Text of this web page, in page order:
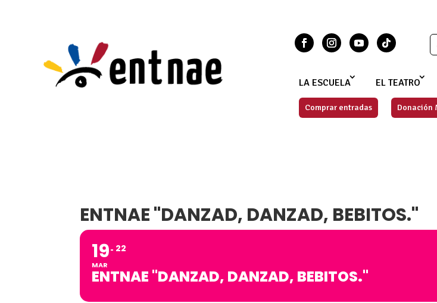
LA ESCUELA EL TEATRO
Comprar entradas Donación
ENTNAE "DANZAD, DANZAD, BEBITOS."
19
MAR
22
ENTNAE "DANZAD, DANZAD, BEBITOS."